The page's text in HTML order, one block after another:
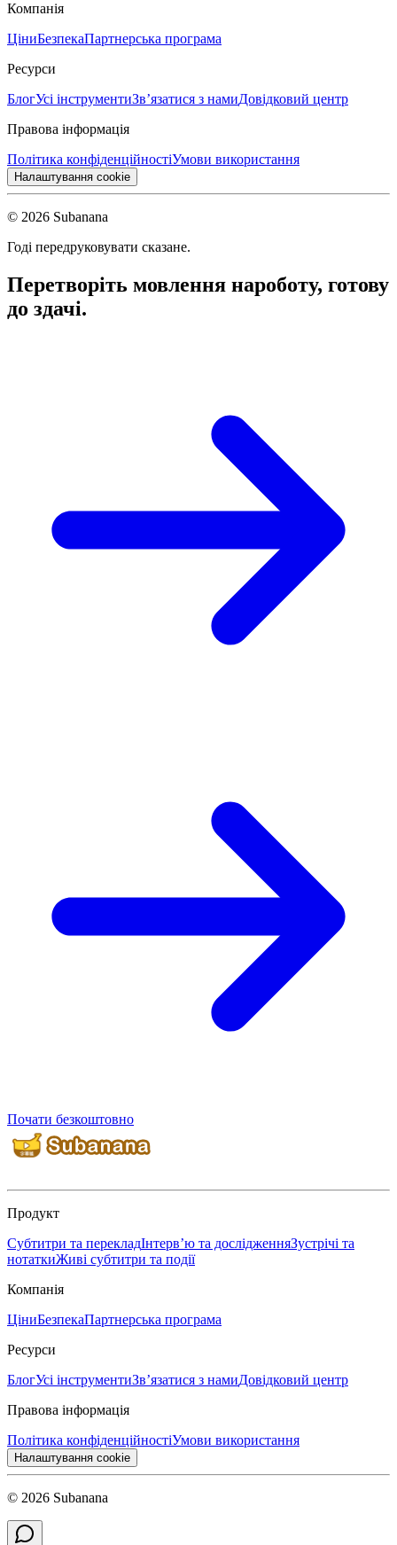
Компанія
ЦіниБезпекаПартнерська програма
Ресурси
БлогУсі інструментиЗв’язатися з намиДовідковий центр
Правова інформація
Політика конфіденційностіУмови використання
Налаштування cookie
© 2026 Subanana
Годі передруковувати сказане.
Перетворіть мовлення нароботу, готову
до здачі.
Почати безкоштовно
Продукт
Субтитри та перекладІнтерв’ю та дослідженняЗустрічі та
нотаткиЖиві субтитри та події
Компанія
ЦіниБезпекаПартнерська програма
Ресурси
БлогУсі інструментиЗв’язатися з намиДовідковий центр
Правова інформація
Політика конфіденційностіУмови використання
Налаштування cookie
© 2026 Subanana